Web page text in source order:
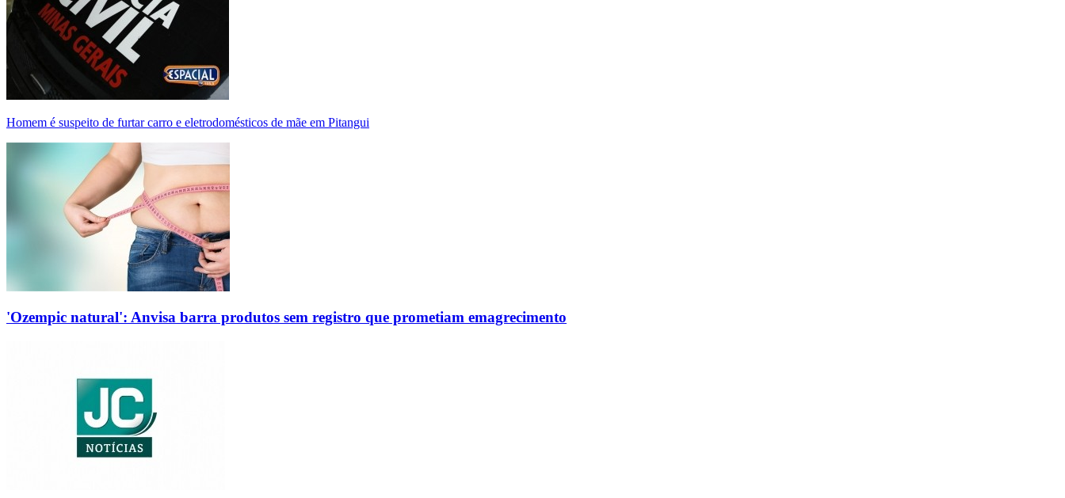
Homem é suspeito de furtar carro e eletrodomésticos de mãe em Pitangui
'Ozempic natural': Anvisa barra produtos sem registro que prometiam emagrecimento